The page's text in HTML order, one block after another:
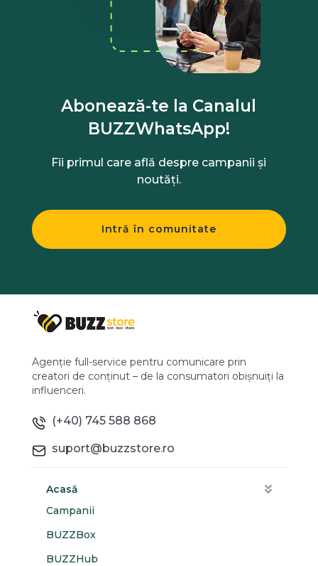
Abonează-te la Canalul
BUZZWhatsApp!
Fii primul care află despre campanii și
noutăți.
Intră în comunitate
Agenție full-service pentru comunicare prin
creatori de conținut – de la consumatori obișnuiți la
influenceri.
(+40) 745 588 868
suport@buzzstore.ro
Acasă
Campanii
BUZZBox
BUZZHub